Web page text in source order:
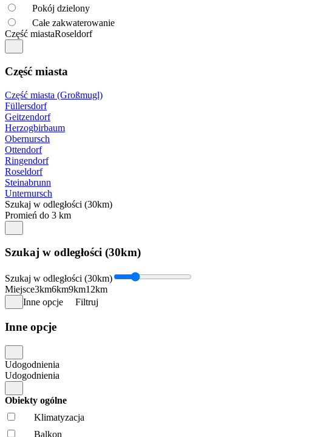
Pokój dzielony
Całe zakwaterowanie
Część miastaRoseldorf
Część miasta
Część miasta (Großmugl)
Füllersdorf
Geitzendorf
Herzogbirbaum
Obernursch
Ottendorf
Ringendorf
Roseldorf
Steinabrunn
Unternursch
Szukaj w odległości (30km)
Promień do 3 km
Szukaj w odległości (30km)
Szukaj w odległości (30km)
Miejsce3km6km9km12km
Inne opcje
Filtruj
Inne opcje
Udogodnienia
Udogodnienia
Obiekty ogólne
Klimatyzacja
Balkon